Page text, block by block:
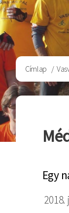
Morzsa
Címlap
Egy
2018.